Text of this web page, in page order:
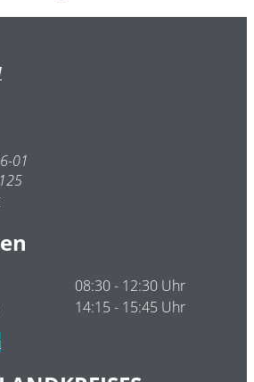
01
08:30 - 12:30 Uhr
14:15 - 15:45 Uhr